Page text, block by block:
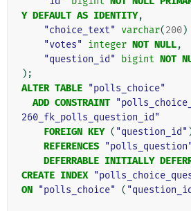
Y DEFAULT AS IDENTITY,
"choice_text"
varchar(200)
"votes"
integer NOT NULL,
"question_id"
bigint NOT
);
ALTER TABLE "polls_choice"
ADD CONSTRAINT
260_fk_polls_question_id"
FOREIGN KEY ( "question_id"
REFERENCES "polls_question"
DEFERRABLE INITIALLY
CREATE INDEX
ON "polls_choice" (